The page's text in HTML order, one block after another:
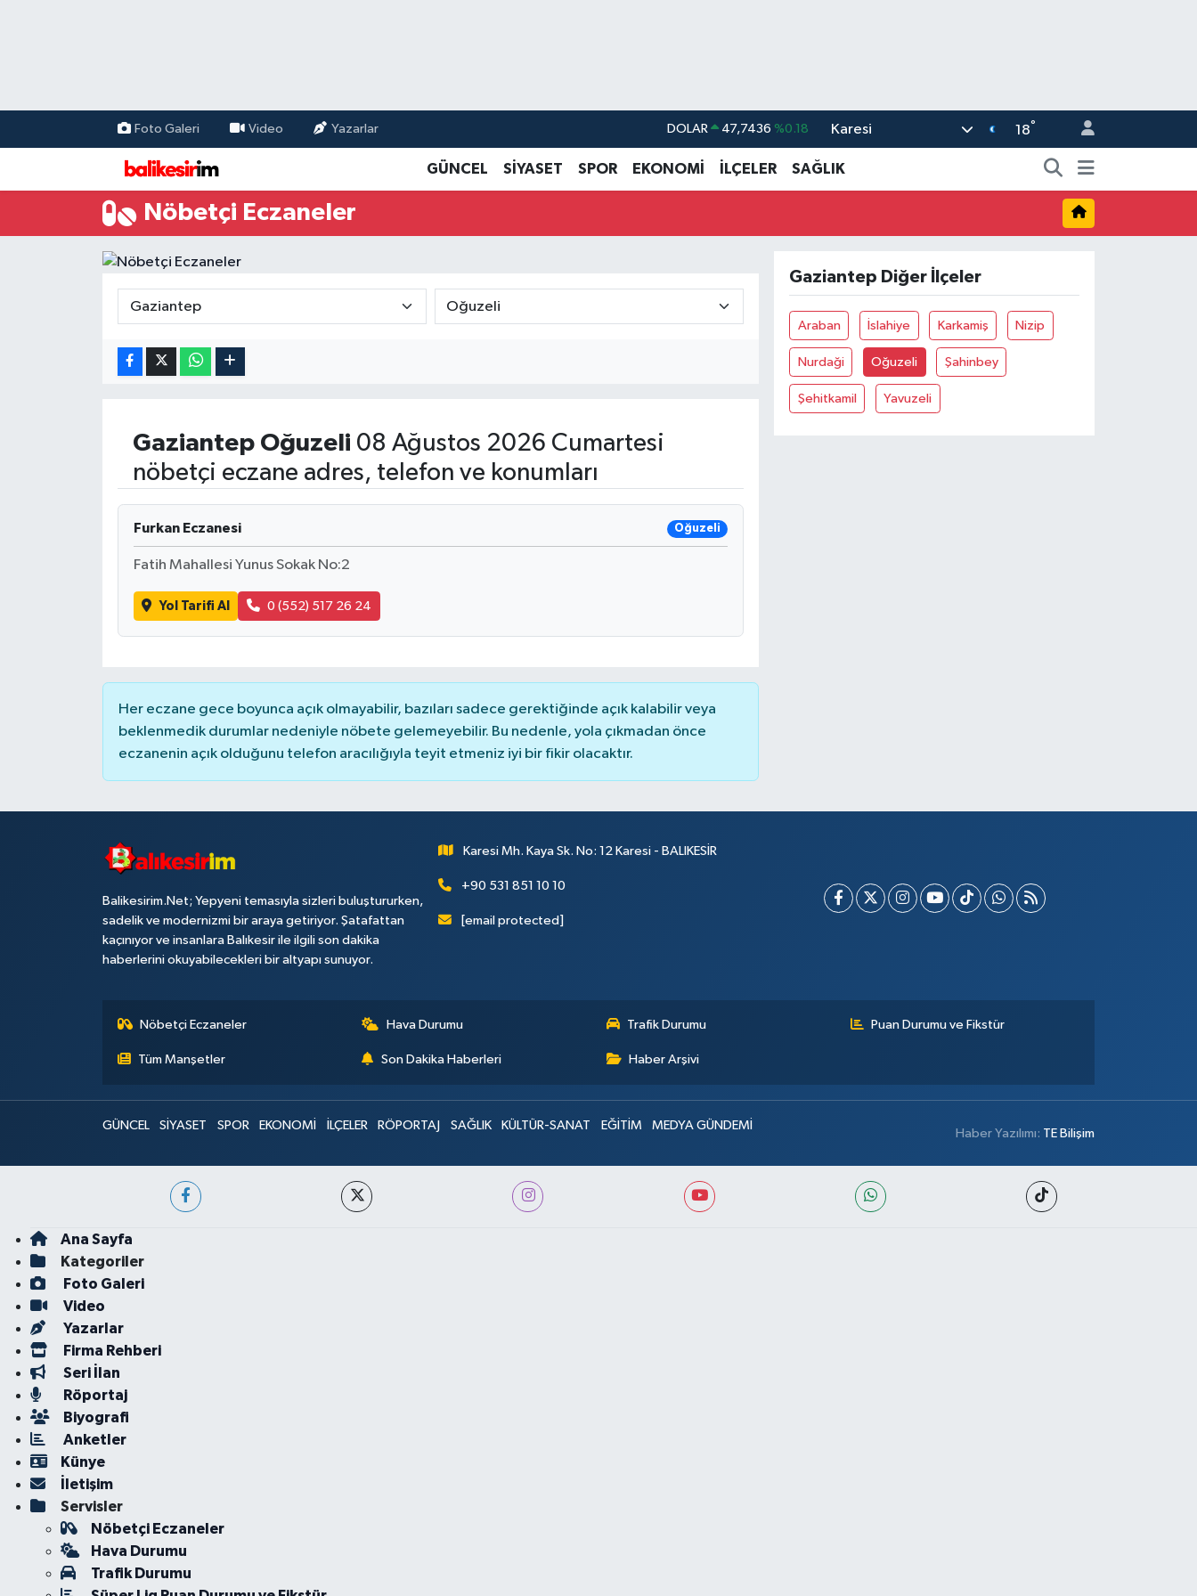
Foto Galeri Video Yazarlar DOLAR 47,7436 %0.18
EURO 55,2510 %0.32
STERLİN 64,4811 %0.38
BITCOIN 64.959,79
Karesi 18°
GÜNCEL SİYASET SPOR EKONOMİ İLÇELER SAĞLIK
Nöbetçi Eczaneler
Gaziantep Oğuzeli 08 Ağustos 2026 Cumartesi
nöbetçi eczane adres, telefon ve konumları
Furkan Eczanesi Oğuzeli
Fatih Mahallesi Yunus Sokak No:2
Yol Tarifi Al 0 (552) 517 26 24
Her eczane gece boyunca açık olmayabilir, bazıları sadece gerektiğinde açık kalabilir veya
beklenmedik durumlar nedeniyle nöbete gelemeyebilir. Bu nedenle, yola çıkmadan önce
eczanenin açık olduğunu telefon aracılığıyla teyit etmeniz iyi bir fikir olacaktır.
Gaziantep Diğer İlçeler
Araban İslahiye Karkamiş Nizip
Nurdaği Oğuzeli Şahinbey
Şehitkamil Yavuzeli
Balikesirim.Net; Yepyeni temasıyla sizleri buluştururken,
sadelik ve modernizmi bir araya getiriyor. Şatafattan
kaçınıyor ve insanlara Balıkesir ile ilgili son dakika
haberlerini okuyabilecekleri bir altyapı sunuyor.
Karesi Mh. Kaya Sk. No: 12 Karesi - BALIKESİR
+90 531 851 10 10
[email protected]
Nöbetçi Eczaneler Hava Durumu Trafik Durumu Puan Durumu ve Fikstür
Tüm Manşetler Son Dakika Haberleri Haber Arşivi
GÜNCEL SİYASET SPOR EKONOMİ İLÇELER RÖPORTAJ SAĞLIK KÜLTÜR-SANAT EĞİTİM MEDYA GÜNDEMİ
Haber Yazılımı: TE Bilişim
Ana Sayfa
Kategoriler
Foto Galeri
Video
Yazarlar
Firma Rehberi
Seri İlan
Röportaj
Biyografi
Anketler
Künye
İletişim
Servisler
Nöbetçi Eczaneler
Hava Durumu
Trafik Durumu